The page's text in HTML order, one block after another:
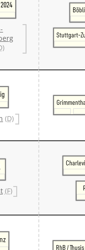
Stuttgart-
(D)
(F)
RhB / Thusis